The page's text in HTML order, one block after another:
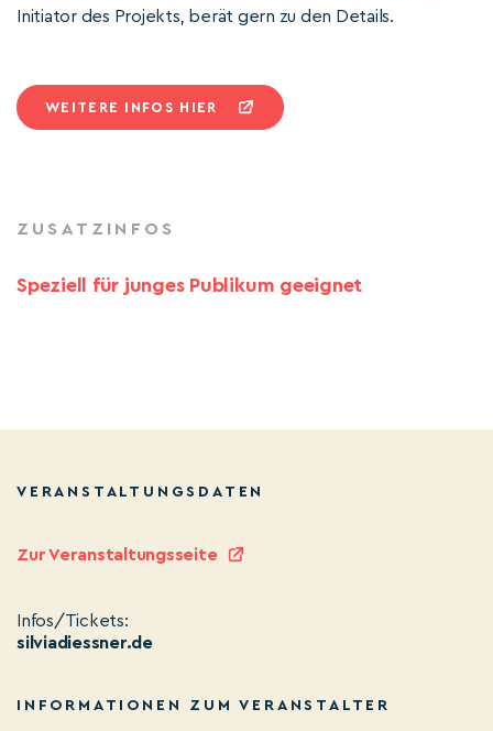
Initiator des Projekts, berät gern zu den Details.
WEITERE INFOS HIER
ZUSATZINFOS
Speziell für junges Publikum geeignet
VERANSTALTUNGSDATEN
Zur Veranstaltungsseite
Infos/Tickets:
silviadiessner.de
INFORMATIONEN ZUM VERANSTALTER